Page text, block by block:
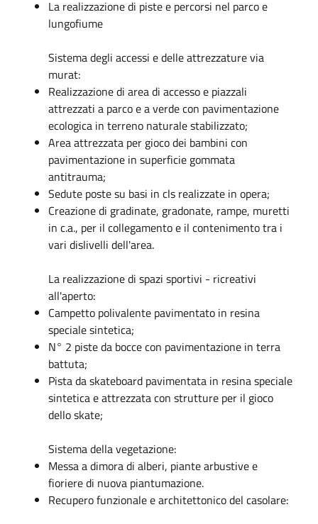
La realizzazione di piste e percorsi nel parco e
lungofiume
Sistema degli accessi e delle attrezzature via
murat:
Realizzazione di area di accesso e piazzali
attrezzati a parco e a verde con pavimentazione
ecologica in terreno naturale stabilizzato;
Area attrezzata per gioco dei bambini con
pavimentazione in superficie gommata
antitrauma;
Sedute poste su basi in cls realizzate in opera;
Creazione di gradinate, gradonate, rampe, muretti
in c.a., per il collegamento e il contenimento tra i
vari dislivelli dell'area.
La realizzazione di spazi sportivi - ricreativi
all'aperto:
Campetto polivalente pavimentato in resina
speciale sintetica;
N° 2 piste da bocce con pavimentazione in terra
battuta;
Pista da skateboard pavimentata in resina speciale
sintetica e attrezzata con strutture per il gioco
dello skate;
Sistema della vegetazione:
Messa a dimora di alberi, piante arbustive e
fioriere di nuova piantumazione.
Recupero funzionale e architettonico del casolare: